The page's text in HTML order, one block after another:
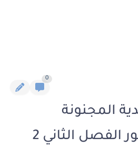
0
المجنونة
والدكتور الامور الفصل الثاني 2